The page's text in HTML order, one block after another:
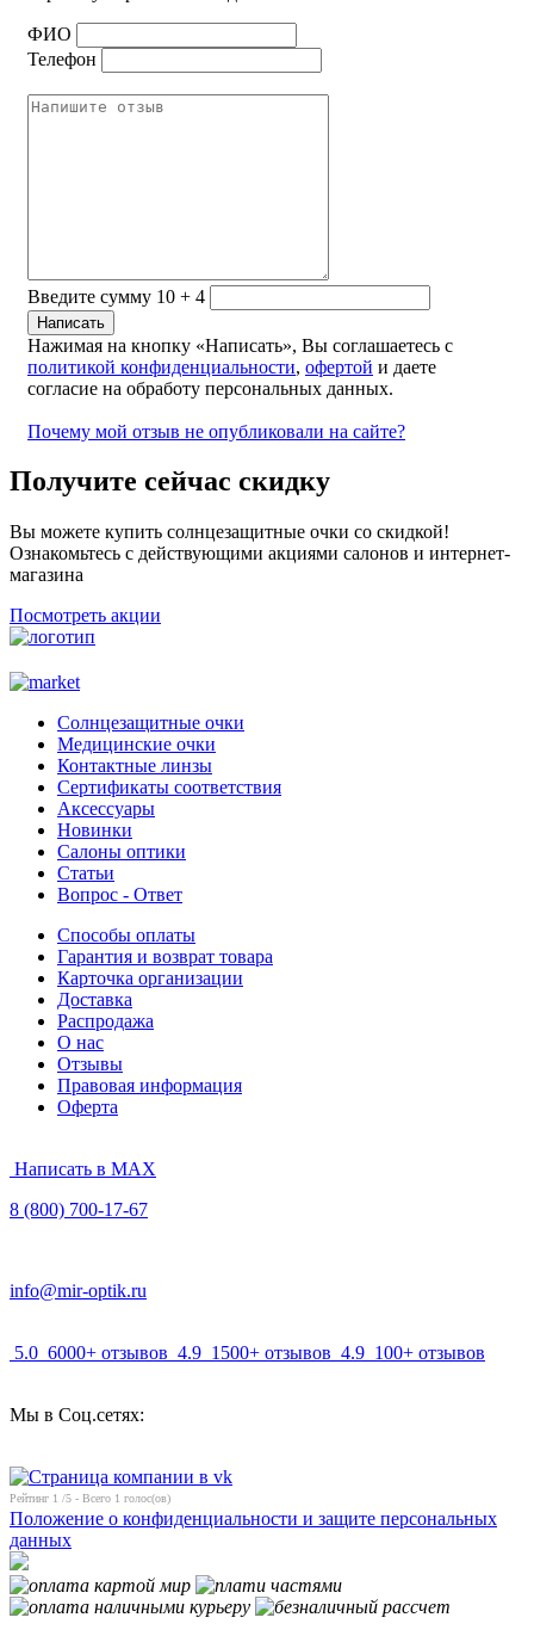
ФИО
Телефон
Введите сумму 10 + 4
Нажимая на кнопку «Написать», Вы соглашаетесь с
политикой конфиденциальности, офертой и даете
согласие на обработу персональных данных.
Почему мой отзыв не опубликовали на сайте?
Получите сейчас скидку
Вы можете купить солнцезащитные очки со скидкой!
Ознакомьтесь с действующими акциями салонов и интернет-
магазина
Посмотреть акции
Солнцезащитные очки
Медицинские очки
Контактные линзы
Сертификаты соответствия
Аксессуары
Новинки
Салоны оптики
Статьи
Вопрос - Ответ
Способы оплаты
Гарантия и возврат товара
Карточка организации
Доставка
Распродажа
О нас
Отзывы
Правовая информация
Оферта
Написать в MAX
8 (800) 700-17-67
info@mir-optik.ru
5.0 6000+ отзывов 4.9 1500+ отзывов 4.9 100+ отзывов
Мы в Соц.сетях:
Рейтинг 1 /5 - Всего 1 голос(ов)
Положение о конфиденциальности и защите персональных
данных